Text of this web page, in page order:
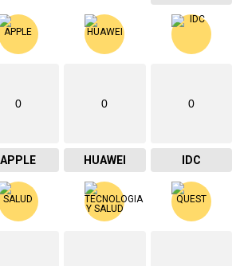
0
APPLE
0
HUAWEI
0
IDC